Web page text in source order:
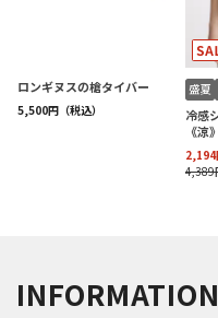
INFORMATION